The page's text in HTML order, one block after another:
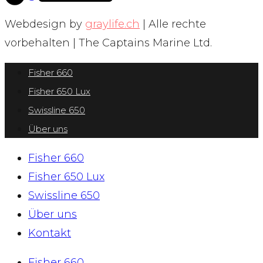
Webdesign by graylife.ch | Alle rechte
vorbehalten | The Captains Marine Ltd.
Fisher 660
Fisher 650 Lux
Swissline 650
Über uns
Fisher 660
Fisher 650 Lux
Swissline 650
Über uns
Kontakt